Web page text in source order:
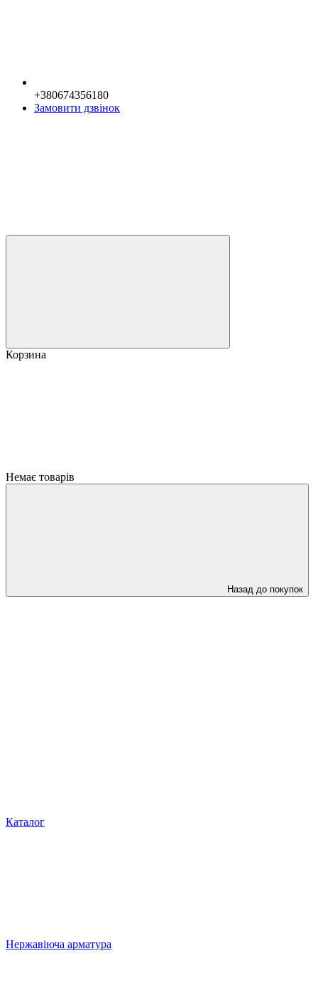
+380674356180
Замовити дзвінок
Корзина
Немає товарів
Назад до покупок
Каталог
Нержавіюча арматура